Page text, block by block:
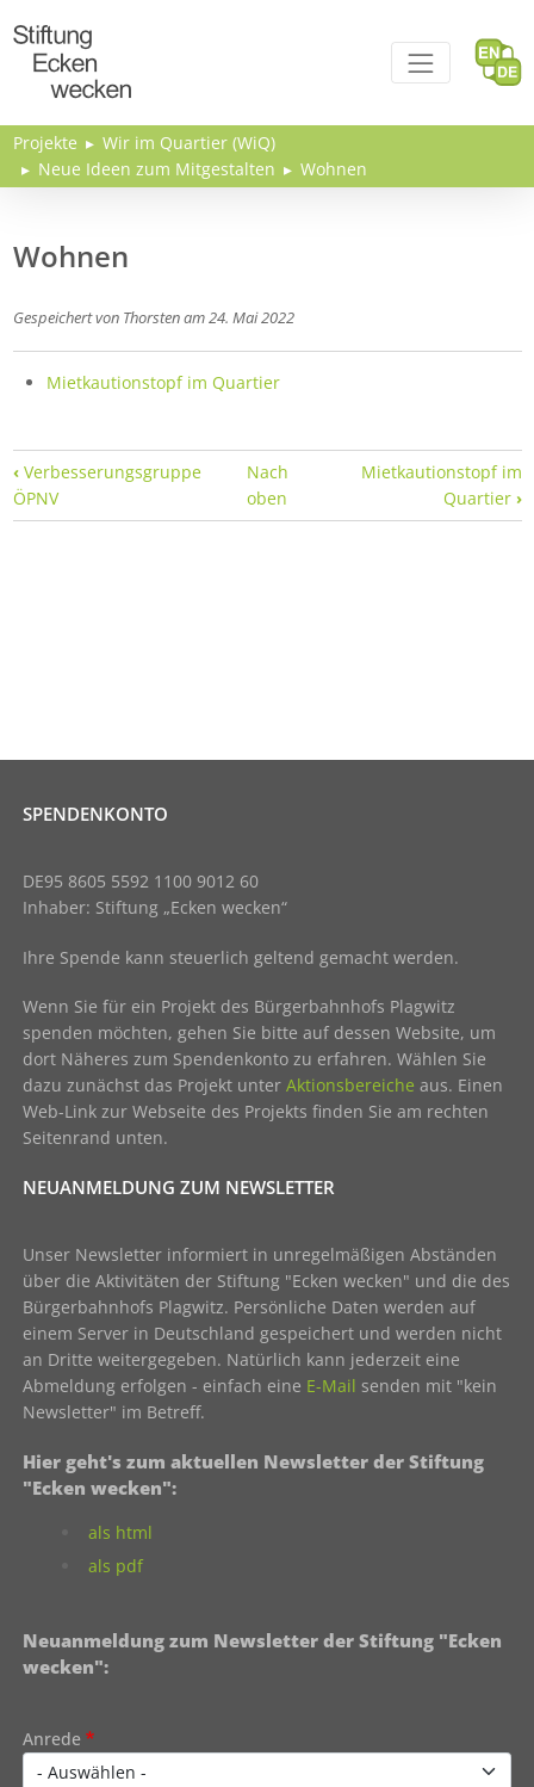
Projekte
Wir im Quartier (WiQ)
Neue Ideen zum Mitgestalten
Wohnen
Wohnen
Gespeichert von Thorstenam24. Mai 2022
Mietkautionstopf im Quartier
Links für das Blättern im Buch Wohnen
‹Verbesserungsgruppe
ÖPNV
Nach
oben
Mietkautionstopf im
Quartier ›
SPENDENKONTO
DE95 8605 5592 1100 9012 60
Inhaber: Stiftung „Ecken wecken“
Ihre Spende kann steuerlich geltend gemacht werden.
Wenn Sie für ein Projekt des Bürgerbahnhofs Plagwitz
spenden möchten, gehen Sie bitte auf dessen Website, um
dort Näheres zum Spendenkonto zu erfahren. Wählen Sie
dazu zunächst das Projekt unterAktionsbereiche aus. Einen
Web-Link zur Webseite des Projekts finden Sie am rechten
Seitenrand unten.
NEUANMELDUNG ZUM NEWSLETTER
Unser Newsletter informiert in unregelmäßigen Abständen
über die Aktivitäten der Stiftung "Ecken wecken" und die des
Bürgerbahnhofs Plagwitz. Persönliche Daten werden auf
einem Server in Deutschland gespeichert und werden nicht
an Dritte weitergegeben. Natürlich kann jederzeit eine
Abmeldung erfolgen - einfach eine E-Mail senden mit "kein
Newsletter" im Betreff.
Hier geht's zum aktuellen Newsletter der Stiftung
"Ecken wecken":
als html
als pdf
Neuanmeldung zum Newsletter der Stiftung "Ecken
wecken":
Anrede